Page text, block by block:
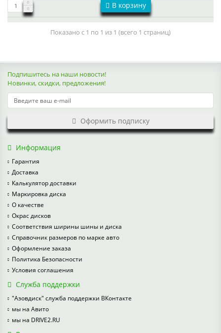
В корзину
Показано с 1 по 1 из 1 (всего 1 страниц)
Подпишитесь на наши новости!
Новинки, скидки, предложения!
Оформить подписку
Информация
Гарантия
Доставка
Калькулятор доставки
Маркировка диска
О качестве
Окрас дисков
Соответствия ширины шины и диска
Справочник размеров по марке авто
Оформление заказа
Политика Безопасности
Условия соглашения
Служба поддержки
"Азовдиск" служба поддержки ВКонтакте
мы на Авито
мы на DRIVE2.RU